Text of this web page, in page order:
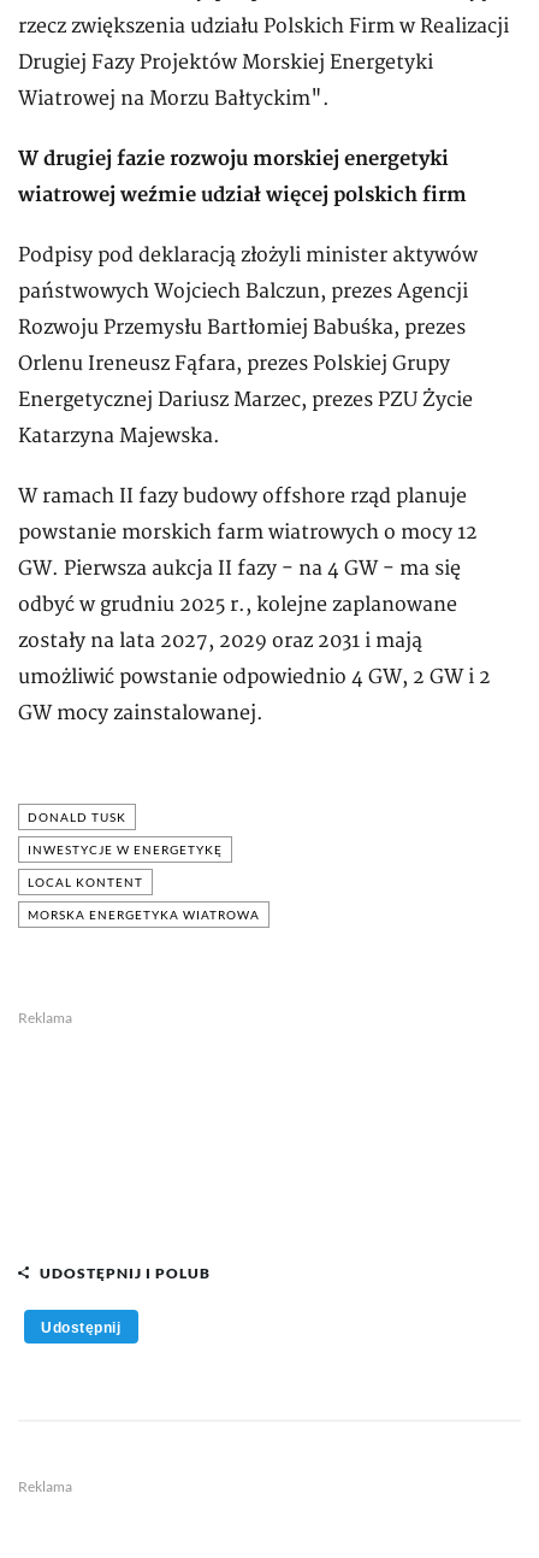
rzecz zwiększenia udziału Polskich Firm w Realizacji
Drugiej Fazy Projektów Morskiej Energetyki
Wiatrowej na Morzu Bałtyckim".
W drugiej fazie rozwoju morskiej energetyki
wiatrowej weźmie udział więcej polskich firm
Podpisy pod deklaracją złożyli minister aktywów
państwowych Wojciech Balczun, prezes Agencji
Rozwoju Przemysłu Bartłomiej Babuśka, prezes
Orlenu Ireneusz Fąfara, prezes Polskiej Grupy
Energetycznej Dariusz Marzec, prezes PZU Życie
Katarzyna Majewska.
W ramach II fazy budowy offshore rząd planuje
powstanie morskich farm wiatrowych o mocy 12
GW. Pierwsza aukcja II fazy - na 4 GW - ma się
odbyć w grudniu 2025 r., kolejne zaplanowane
zostały na lata 2027, 2029 oraz 2031 i mają
umożliwić powstanie odpowiednio 4 GW, 2 GW i 2
GW mocy zainstalowanej.
DONALD TUSK
INWESTYCJE W ENERGETYKĘ
LOCAL KONTENT
MORSKA ENERGETYKA WIATROWA
Reklama
UDOSTĘPNIJ I POLUB
Udostępnij
Reklama